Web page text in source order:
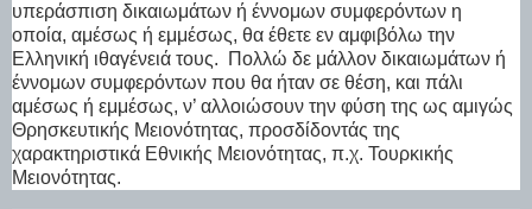
υπεράσπιση δικαιωμάτων ή έννομων συμφερόντων η
οποία, αμέσως ή εμμέσως, θα έθετε εν αμφιβόλω την
Ελληνική ιθαγένειά τους.
Πολλώ δε μάλλον δικαιωμάτων ή
έννομων συμφερόντων που θα ήταν σε θέση, και πάλι
αμέσως ή εμμέσως, ν’ αλλοιώσουν την φύση της ως αμιγώς
Θρησκευτικής Μειονότητας, προσδίδοντάς της
χαρακτηριστικά Εθνικής Μειονότητας, π.χ. Τουρκικής
Μειονότητας.